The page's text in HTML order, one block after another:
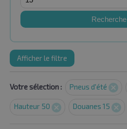
Recherche
Afficher le filtre
Votre sélection : Pneus d'été
Hauteur 50 Douanes 15